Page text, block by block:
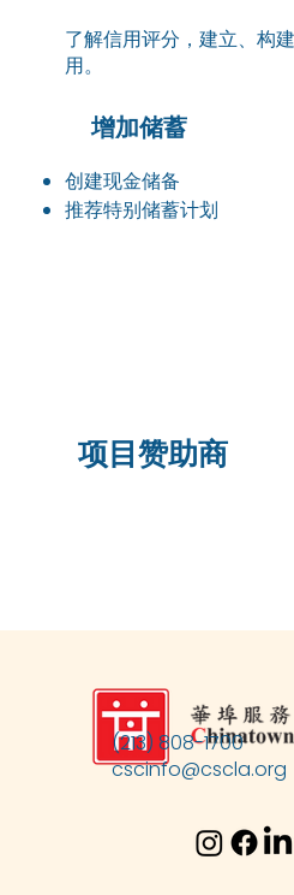
了解信用评分，建立、构
用。
增加储蓄
创建现金储备
推荐特别储蓄计划
项目赞助商
(213) 808-1700
cscinfo@cscla.org